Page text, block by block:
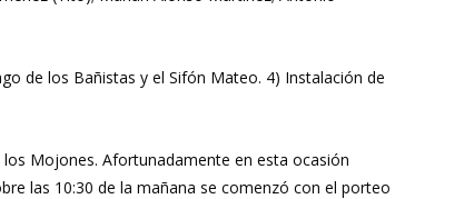
de los Bañistas y el Sifón Mateo. 4) Instalación de
Mojones. Afortunadamente en esta ocasión
las 10:30 de la mañana se comenzó con el porteo